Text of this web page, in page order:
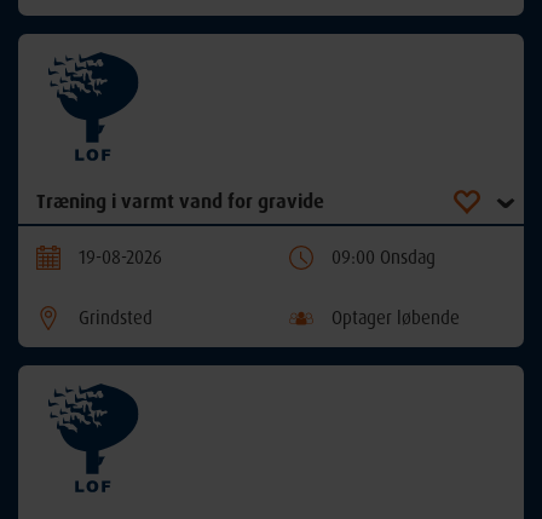
Træning i varmt vand for gravide
19-08-2026 09:00 Onsdag
Grindsted Optager løbende